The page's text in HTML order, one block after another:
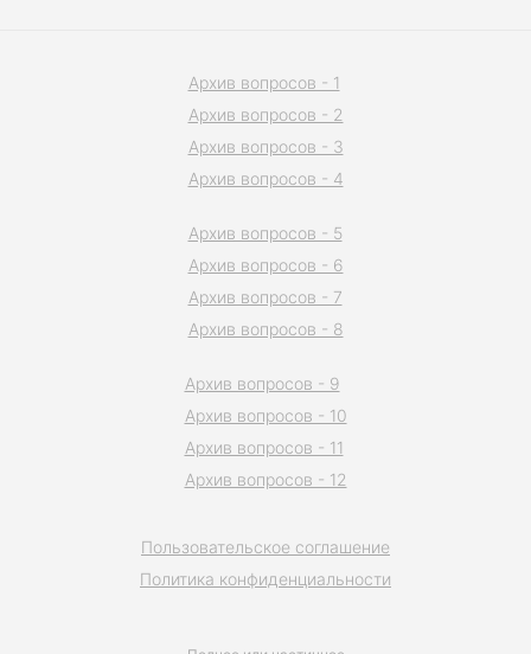
Пользовательское соглашение
Политика конфиденциальности
Архив вопросов - 1
Архив вопросов - 2
Архив вопросов - 3
Архив вопросов - 4
Архив вопросов - 5
Архив вопросов - 6
Архив вопросов - 7
Архив вопросов - 8
Архив вопросов - 9
Архив вопросов - 10
Архив вопросов - 11
Архив вопросов - 12